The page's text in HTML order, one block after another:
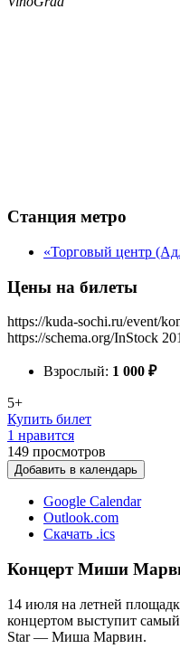
Станция метро
«Торговый центр
Цены на билеты
https://kuda-sochi.ru/event/
https://schema.org/InStock
Взрослый: 1 000 ₽
5+
Купить билет
1 нравится
149 просмотров
Добавить в календарь
Google Calendar
Outlook.com
Скачать .ics
Концерт Миши
14 июля на летней
концертом выступит
Star — Миша Марвин.